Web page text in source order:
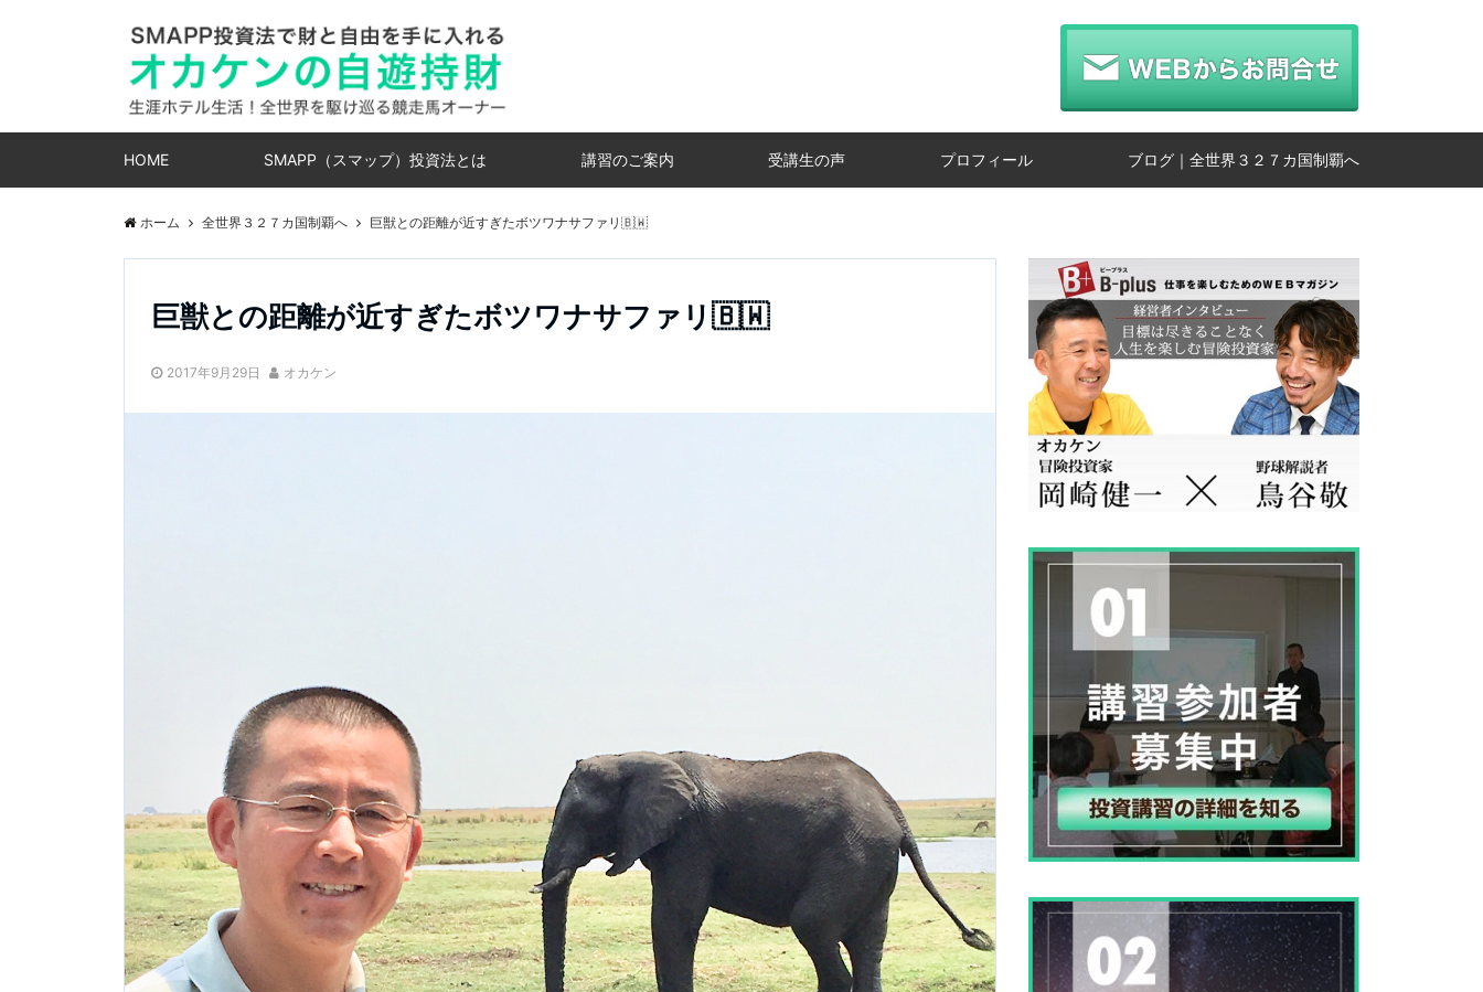
HOME SMAPP（スマップ）投資法とは 講習のご案内 受講生の声 プロフィール ブログ｜全世界３２７カ国制覇へ
ホーム 全世界３２７カ国制覇へ 巨獣との距離が近すぎたボツワナサファリ🇧🇼
巨獣との距離が近すぎたボツワナサファリ🇧🇼
2017年9月29日 オカケン